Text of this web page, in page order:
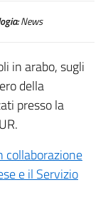
News
in arabo, sugli
della
presso la
collaborazione
e il Servizio